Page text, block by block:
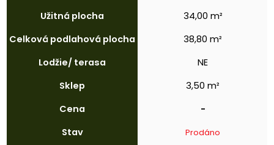
Užitná plocha
Celková podlahová plocha
Lodžie/ terasa
Sklep
Cena
Stav
34,00 m²
38,80 m²
NE
3,50 m²
-
Prodáno